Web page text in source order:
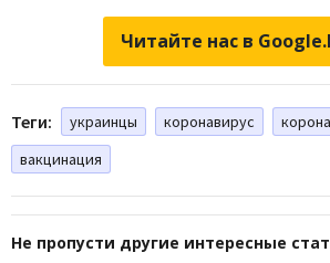
Читайте нас в
Теги: украинцы коронавирус
вакцинация
Не пропусти другие интересные